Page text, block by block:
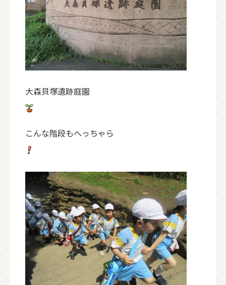
大森貝塚遺跡庭園
こんな階段もへっちゃら